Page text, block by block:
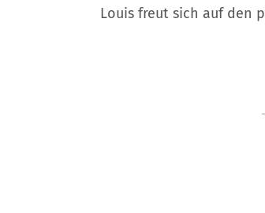
Louis freut sich auf den